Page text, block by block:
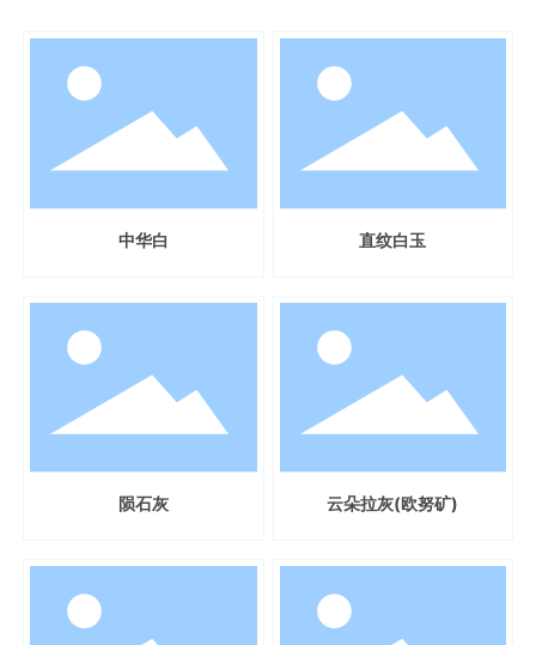
中华白 直纹白玉
陨石灰 云朵拉灰(欧努矿)